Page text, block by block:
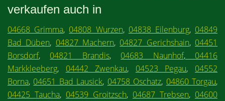
verkaufen auch in
04668 Grimma, 04808 Wurzen, 04838 Eilenburg, 04849
Bad Düben, 04827 Machern, 04827 Gerichshain, 04451
Borsdorf, 04821 Brandis, 04683 Naunhof,04416
Markkleeberg, 04442 Zwenkau, 04523 Pegau, 04552
Borna, 04651 Bad Lausick, 04758 Oschatz, 04860 Torgau,
04425 Taucha, 04539 Groitzsch, 04687 Trebsen, 04600